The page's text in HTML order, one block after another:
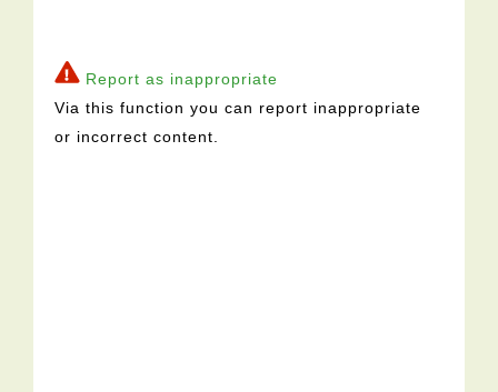
Report as inappropriate
Via this function you can report inappropriate
or incorrect content.